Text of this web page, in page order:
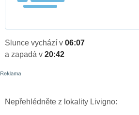
Slunce vychází v 06:07
a zapadá v 20:42
Nepřehlédněte z lokality Livigno: